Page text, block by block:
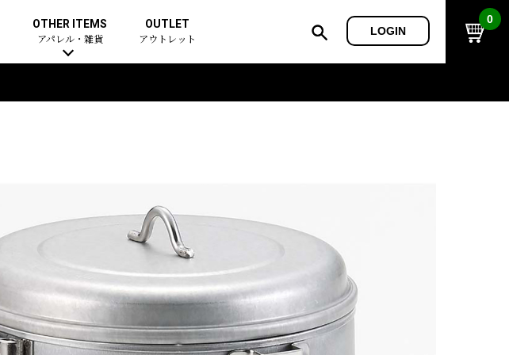
OTHER ITEMS
アパレル・雑貨
OUTLET
アウトレット
LOGIN
0